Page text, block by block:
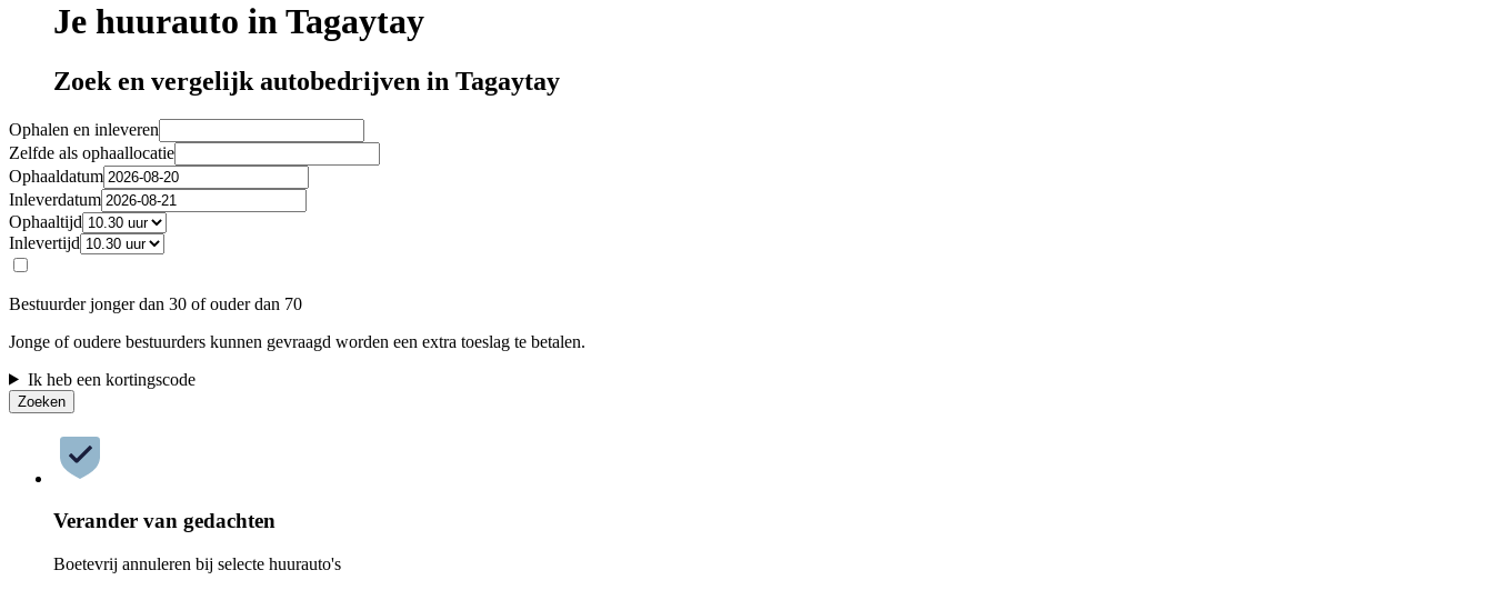
Je huurauto in Tagaytay
Zoek en vergelijk autobedrijven in Tagaytay
Ophalen en inleveren
Zelfde als ophaallocatie
Ophaaldatum
Inleverdatum
Ophaaltijd
Inlevertijd
Bestuurder jonger dan 30 of ouder dan 70
Jonge of oudere bestuurders kunnen gevraagd worden een extra toeslag te betalen.
Ik heb een kortingscode
Zoeken
Verander van gedachten
Boetevrij annuleren bij selecte huurauto's